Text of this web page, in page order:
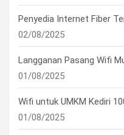
Penyedia Internet Fiber
02/08/2025
Langganan Pasang Wifi
01/08/2025
Wifi untuk UMKM Kediri
01/08/2025